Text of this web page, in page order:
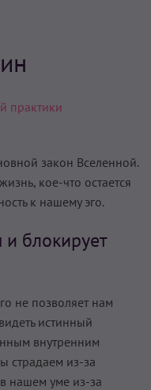
практики
закон Вселенной.
кое-что остается
к нашему эго.
и блокирует
не позволяет нам
истинный
внутренним
страдаем из-за
нашем уме из-за